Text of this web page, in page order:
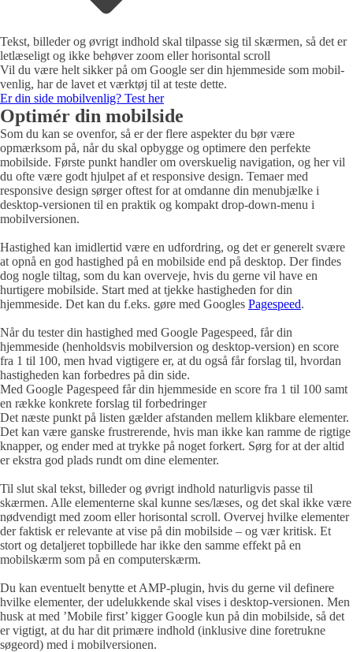
Tekst, billeder og øvrigt indhold skal tilpasse sig til skærmen, så det er
letlæseligt og ikke behøver zoom eller horisontal scroll
Vil du være helt sikker på om Google ser din hjemmeside som mobil-
venlig, har de lavet et værktøj til at teste dette.
Er din side mobilvenlig? Test her
Optimér din mobilside
Som du kan se ovenfor, så er der flere aspekter du bør være
opmærksom på, når du skal opbygge og optimere den perfekte
mobilside. Første punkt handler om overskuelig navigation, og her vil
du ofte være godt hjulpet af et responsive design. Temaer med
responsive design sørger oftest for at omdanne din menubjælke i
desktop-versionen til en praktik og kompakt drop-down-menu i
mobilversionen.
Hastighed kan imidlertid være en udfordring, og det er generelt svære
at opnå en god hastighed på en mobilside end på desktop. Der findes
dog nogle tiltag, som du kan overveje, hvis du gerne vil have en
hurtigere mobilside. Start med at tjekke hastigheden for din
hjemmeside. Det kan du f.eks. gøre med Googles Pagespeed.
Når du tester din hastighed med Google Pagespeed, får din
hjemmeside (henholdsvis mobilversion og desktop-version) en score
fra 1 til 100, men hvad vigtigere er, at du også får forslag til, hvordan
hastigheden kan forbedres på din side.
Med Google Pagespeed får din hjemmeside en score fra 1 til 100 samt
en række konkrete forslag til forbedringer
Det næste punkt på listen gælder afstanden mellem klikbare elementer.
Det kan være ganske frustrerende, hvis man ikke kan ramme de rigtige
knapper, og ender med at trykke på noget forkert. Sørg for at der altid
er ekstra god plads rundt om dine elementer.
Til slut skal tekst, billeder og øvrigt indhold naturligvis passe til
skærmen. Alle elementerne skal kunne ses/læses, og det skal ikke være
nødvendigt med zoom eller horisontal scroll. Overvej hvilke elementer
der faktisk er relevante at vise på din mobilside – og vær kritisk. Et
stort og detaljeret topbillede har ikke den samme effekt på en
mobilskærm som på en computerskærm.
Du kan eventuelt benytte et AMP-plugin, hvis du gerne vil definere
hvilke elementer, der udelukkende skal vises i desktop-versionen. Men
husk at med ’Mobile first’ kigger Google kun på din mobilside, så det
er vigtigt, at du har dit primære indhold (inklusive dine foretrukne
søgeord) med i mobilversionen.